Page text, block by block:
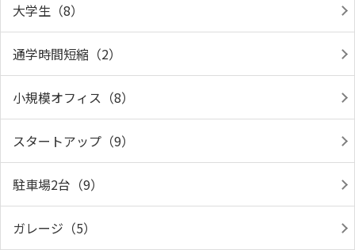
大学生（8）
通学時間短縮（2）
小規模オフィス（8）
スタートアップ（9）
駐車場2台（9）
ガレージ（5）